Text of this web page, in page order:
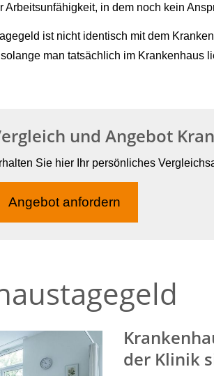
Arbeitsunfähigkeit, in dem noch kein
ist nicht identisch mit dem
man tatsächlich im Krankenhaus
und Angebot
Sie hier Ihr persönliches
Angebot anfordern
der Klinik